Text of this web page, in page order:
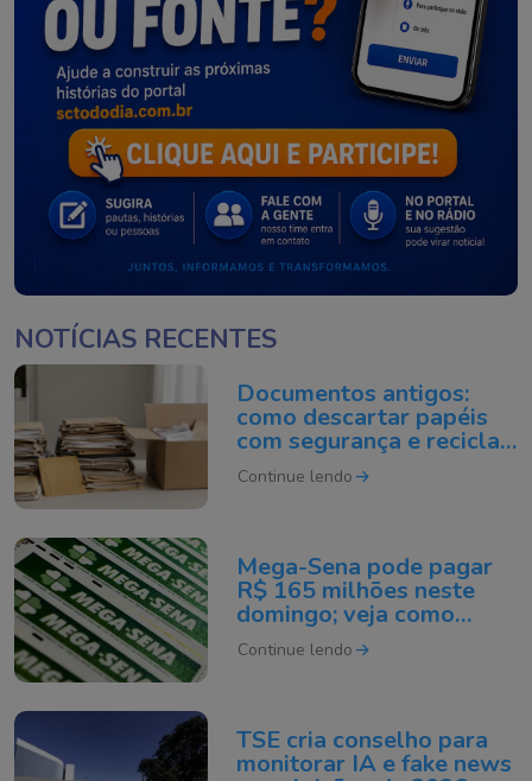
NOTÍCIAS RECENTES
Documentos antigos:
como descartar papéis
com segurança e reciclar
do jeito certo
Continue lendo
Mega-Sena pode pagar
R$ 165 milhões neste
domingo; veja como
apostar
Continue lendo
TSE cria conselho para
monitorar IA e fake news